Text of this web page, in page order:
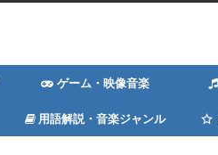
ゲーム・映像音楽
用語解説・音楽ジャンル